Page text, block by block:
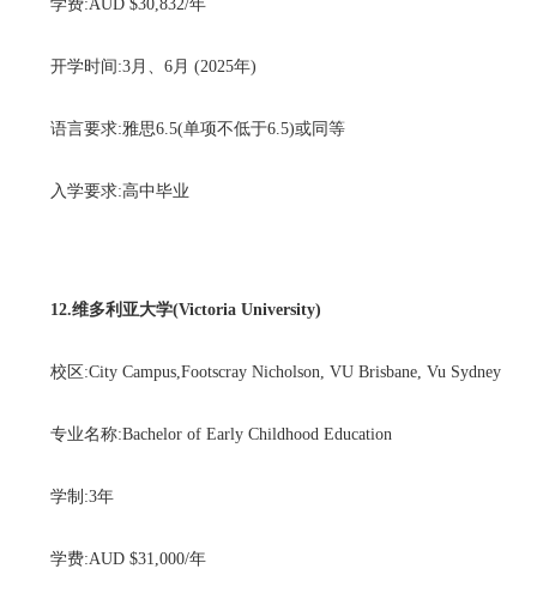
学费:AUD $30,832/年
开学时间:3月、6月 (2025年)
语言要求:雅思6.5(单项不低于6.5)或同等
入学要求:高中毕业
12.维多利亚大学(Victoria University)
校区:City Campus,Footscray Nicholson, VU Brisbane, Vu Sydney
专业名称:Bachelor of Early Childhood Education
学制:3年
学费:AUD $31,000/年